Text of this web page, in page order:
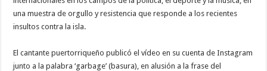
a
Puerto
Rico
una muestra de orgullo y resistencia que responde a los recientes
insultos contra la isla.
El cantante puertorriqueño publicó el vídeo en su cuenta de Instagram
junto a la palabra ‘garbage’ (basura), en alusión a la frase del